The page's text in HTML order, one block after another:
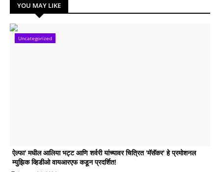
YOU MAY LIKE
Uncategorized
ऐल्फा' मधील आलिया भट्ट आणि शर्वरी यांच्यावर चित्रित 'मॅसॅकर' हे प्रमोशनल
म्युझिक व्हिडीओ वायआरएफ कडून प्रदर्शित!